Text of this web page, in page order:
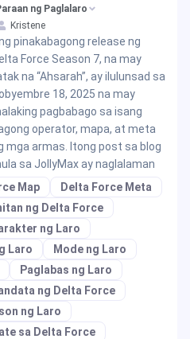
ng Paglalaro
Kristene
pinakabagong release ng
Force Season 7, na may
na “Ahsarah”, ay ilulunsad sa
18, 2025 na may
pagbabago sa isang
operator, mapa, at meta
mga armas. Itong post sa blog
sa JollyMax ay naglalaman
Map
Delta Force Meta
ng Delta Force
ng Laro
Laro
Mode ng Laro
Paglabas ng Laro
ng Delta Force
ng Laro
sa Delta Force